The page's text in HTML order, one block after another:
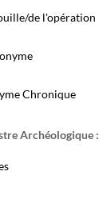
de l'opération
Chronique
Archéologique :